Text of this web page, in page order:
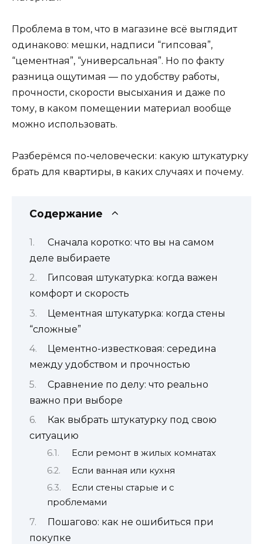
Проблема в том, что в магазине всё выглядит
одинаково: мешки, надписи “гипсовая”,
“цементная”, “универсальная”. Но по факту
разница ощутимая — по удобству работы,
прочности, скорости высыхания и даже по
тому, в каком помещении материал вообще
можно использовать.
Разберёмся по-человечески: какую штукатурку
брать для квартиры, в каких случаях и почему.
Содержание
Сначала коротко: что вы на самом
деле выбираете
Гипсовая штукатурка: когда важен
комфорт и скорость
Цементная штукатурка: когда стены
“сложные”
Цементно-известковая: середина
между удобством и прочностью
Сравнение по делу: что реально
важно при выборе
Как выбрать штукатурку под свою
ситуацию
Если ремонт в жилых комнатах
Если ванная или кухня
Если стены старые и с
проблемами
Пошагово: как не ошибиться при
покупке